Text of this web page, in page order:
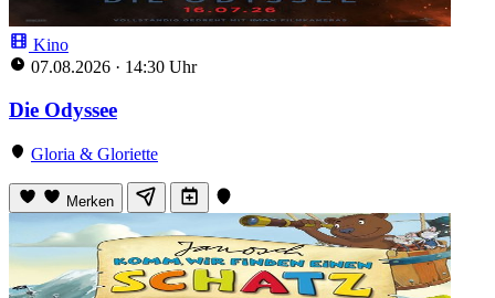
Kino
07.08.2026 · 14:30 Uhr
Die Odyssee
Gloria & Gloriette
Merken